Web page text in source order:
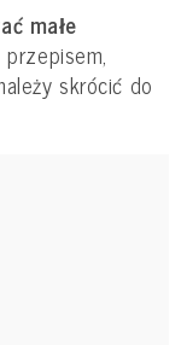
małe
skrócić do